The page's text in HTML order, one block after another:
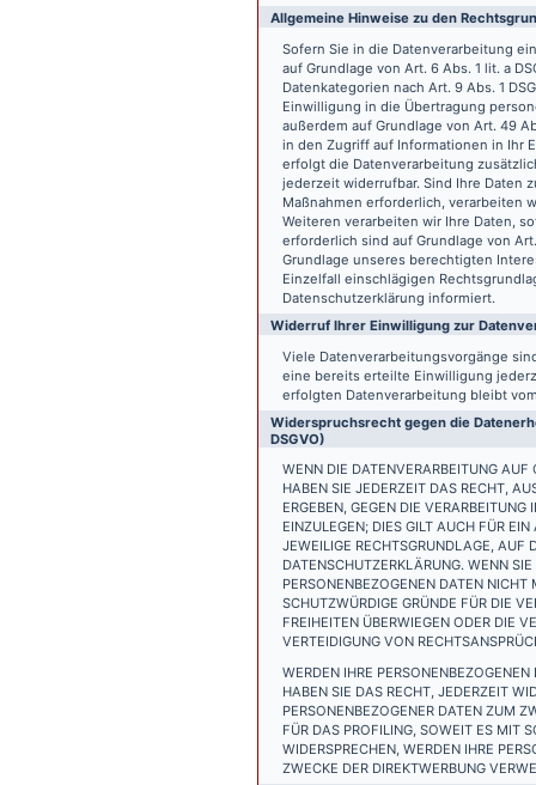
Allgemeine Hinweise zu den
Sofern Sie in die Datenverarbeitung
auf Grundlage von Art. 6 Abs. 1 lit. a
Datenkategorien nach Art. 9 Abs. 1
Einwilligung in die Übertragung
außerdem auf Grundlage von Art. 49
in den Zugriff auf Informationen in Ihr
erfolgt die Datenverarbeitung
jederzeit widerrufbar. Sind Ihre Daten
Maßnahmen erforderlich, verarbeiten
Weiteren verarbeiten wir Ihre Daten,
erforderlich sind auf Grundlage von
Grundlage unseres berechtigten
Einzelfall einschlägigen
Datenschutzerklärung informiert.
Widerruf Ihrer Einwilligung zur
Viele Datenverarbeitungsvorgänge
eine bereits erteilte Einwilligung
erfolgten Datenverarbeitung bleibt
Widerspruchsrecht gegen die
DSGVO)
WENN DIE DATENVERARBEITUNG
HABEN SIE JEDERZEIT DAS RECHT,
ERGEBEN, GEGEN DIE
EINZULEGEN; DIES GILT AUCH FÜR
JEWEILIGE RECHTSGRUNDLAGE, AUF
DATENSCHUTZERKLÄRUNG. WENN
PERSONENBEZOGENEN DATEN
SCHUTZWÜRDIGE GRÜNDE FÜR DIE
FREIHEITEN ÜBERWIEGEN ODER DIE
VERTEIDIGUNG VON
WERDEN IHRE
HABEN SIE DAS RECHT, JEDERZEIT
PERSONENBEZOGENER DATEN ZUM
FÜR DAS PROFILING, SOWEIT ES MIT
WIDERSPRECHEN, WERDEN IHRE
ZWECKE DER DIREKTWERBUNG